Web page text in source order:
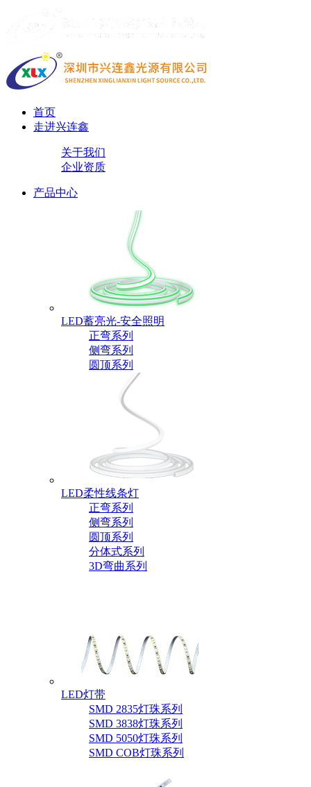
首页
走进兴连鑫
关于我们
企业资质
产品中心
LED蓄亮光-安全照明
正弯系列
侧弯系列
圆顶系列
LED柔性线条灯
正弯系列
侧弯系列
圆顶系列
分体式系列
3D弯曲系列
LED灯带
SMD 2835灯珠系列
SMD 3838灯珠系列
SMD 5050灯珠系列
SMD COB灯珠系列